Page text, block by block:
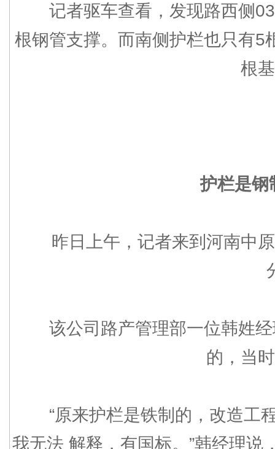
记者驱车查看，发现路西侧
根钢管支撑。而南侧护栏也只有5
根
护栏是钢
昨日上午，记者来到河南中原
该公司路产管理部一位韩姓经
的，当
“原来护栏是铁制的，改造工
我无法 解释，有国标。”韩经理